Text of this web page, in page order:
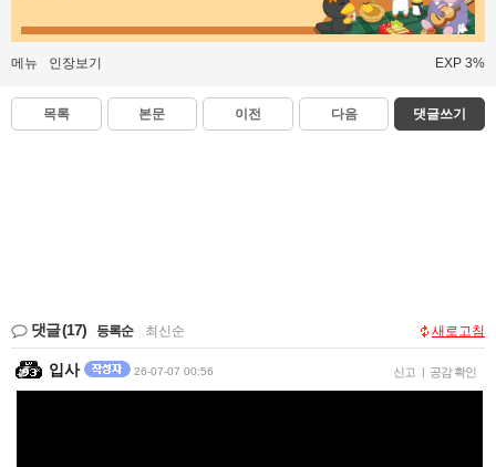
메뉴 인장보기 EXP 3%
목록 본문 이전 다음 댓글쓰기
댓글(17) 등록순 최신순 새로고침
입사 26-07-07 00:56 신고 | 공감 확인